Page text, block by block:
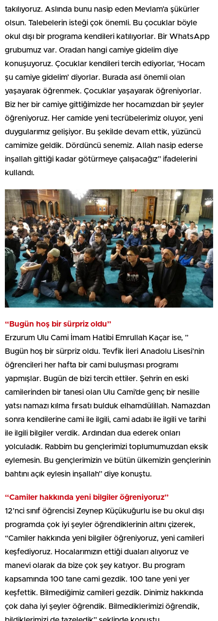
takılıyoruz. Aslında bunu nasip eden Mevlam’a şükürler
olsun. Talebelerin isteği çok önemli. Bu çocuklar böyle
okul dışı bir programa kendileri katılıyorlar. Bir WhatsApp
grubumuz var. Oradan hangi camiye gidelim diye
konuşuyoruz. Çocuklar kendileri tercih ediyorlar, ‘Hocam
şu camiye gidelim’ diyorlar. Burada asıl önemli olan
yaşayarak öğrenmek. Çocuklar yaşayarak öğreniyorlar.
Biz her bir camiye gittiğimizde her hocamızdan bir şeyler
öğreniyoruz. Her camide yeni tecrübelerimiz oluyor, yeni
duygularımız gelişiyor. Bu şekilde devam ettik, yüzüncü
camimize geldik. Dördüncü senemiz. Allah nasip ederse
inşallah gittiği kadar götürmeye çalışacağız” ifadelerini
kullandı.
“Bugün hoş bir sürpriz oldu”
Erzurum Ulu Cami İmam Hatibi Emrullah Kaçar ise, ”
Bugün hoş bir sürpriz oldu. Tevfik İleri Anadolu Lisesi’nin
öğrencileri her hafta bir cami buluşması programı
yapmışlar. Bugün de bizi tercih ettiler. Şehrin en eski
camilerinden bir tanesi olan Ulu Cami’de genç bir nesille
yatsı namazı kılma fırsatı bulduk elhamdülillah. Namazdan
sonra kendilerine cami ile ilgili, cami adabı ile ilgili ve tarihi
ile ilgili bilgiler verdik. Ardından dua ederek onları
yolculadık. Rabbim bu gençlerimizi toplumumuzdan eksik
eylemesin. Bu gençlerimizin ve bütün ülkemizin gençlerinin
bahtını açık eylesin inşallah” diye konuştu.
“Camiler hakkında yeni bilgiler öğreniyoruz”
12’nci sınıf öğrencisi Zeynep Küçükuğurlu ise bu okul dışı
programda çok iyi şeyler öğrendiklerinin altını çizerek,
“Camiler hakkında yeni bilgiler öğreniyoruz, yeni camileri
keşfediyoruz. Hocalarımızın ettiği duaları alıyoruz ve
manevi olarak da bize çok şey katıyor. Bu program
kapsamında 100 tane cami gezdik. 100 tane yeni yer
keşfettik. Bilmediğimiz camileri gezdik. Dinimiz hakkında
çok daha iyi şeyler öğrendik. Bilmediklerimizi öğrendik,